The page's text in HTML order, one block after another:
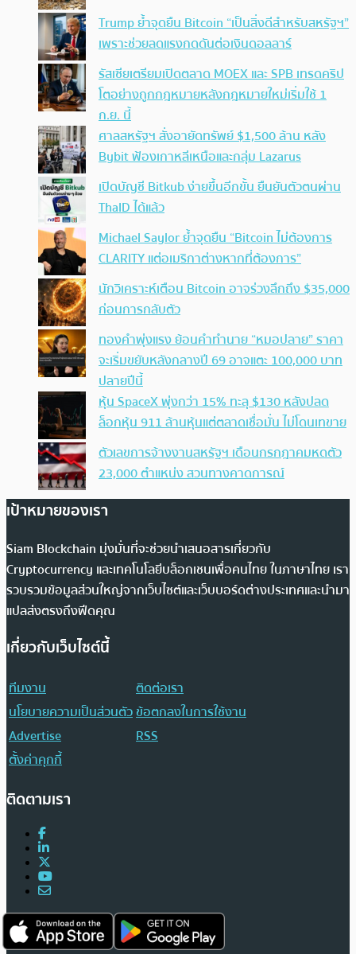
Trump ย้ำจุดยืน Bitcoin “เป็นสิ่งดีสำหรับสหรัฐฯ”
เพราะช่วยลดแรงกดดันต่อเงินดอลลาร์
รัสเซียเตรียมเปิดตลาด MOEX และ SPB เทรดคริป
โตอย่างถูกกฎหมายหลังกฎหมายใหม่เริ่มใช้ 1
ก.ย. นี้
ศาลสหรัฐฯ สั่งอายัดทรัพย์ $1,500 ล้าน หลัง
Bybit ฟ้องเกาหลีเหนือและกลุ่ม Lazarus
เปิดบัญชี Bitkub ง่ายขึ้นอีกขั้น ยืนยันตัวตนผ่าน
ThaID ได้แล้ว
Michael Saylor ย้ำจุดยืน “Bitcoin ไม่ต้องการ
CLARITY แต่อเมริกาต่างหากที่ต้องการ”
นักวิเคราะห์เตือน Bitcoin อาจร่วงลึกถึง $35,000
ก่อนการกลับตัว
ทองคำพุ่งแรง ย้อนคำทำนาย “หมอปลาย” ราคา
จะเริ่มขยับหลังกลางปี 69 อาจแตะ 100,000 บาท
ปลายปีนี้
หุ้น SpaceX พุ่งกว่า 15% ทะลุ $130 หลังปลด
ล็อกหุ้น 911 ล้านหุ้นแต่ตลาดเชื่อมั่น ไม่โดนเทขาย
ตัวเลขการจ้างงานสหรัฐฯ เดือนกรกฎาคมหดตัว
23,000 ตำแหน่ง สวนทางคาดการณ์
เป้าหมายของเรา
Siam Blockchain มุ่งมั่นที่จะช่วยนำเสนอสารเกี่ยวกับ
Cryptocurrency และเทคโนโลยีบล็อกเชนเพื่อคนไทย ในภาษาไทย เรา
รวบรวมข้อมูลส่วนใหญ่จากเว็บไซต์และเว็บบอร์ดต่างประเทศและนำมา
แปลส่งตรงถึงฟีดคุณ
เกี่ยวกับเว็บไซต์นี้
ทีมงาน
ติดต่อเรา
นโยบายความเป็นส่วนตัวข้อตกลงในการใช้งาน
Advertise
RSS
ตั้งค่าคุกกี้
ติดตามเรา